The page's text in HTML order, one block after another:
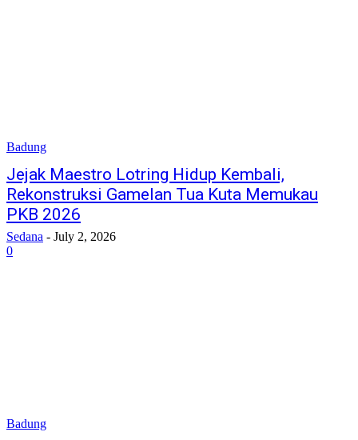
Badung
Jejak Maestro Lotring Hidup Kembali,
Rekonstruksi Gamelan Tua Kuta Memukau
PKB 2026
Sedana - July 2, 2026
0
Badung